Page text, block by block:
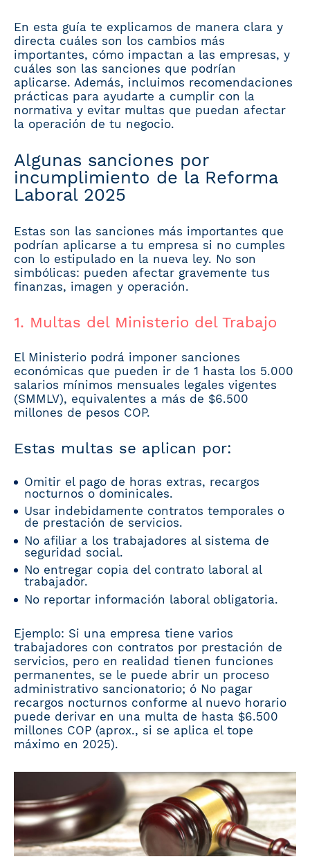
En esta guía te explicamos de manera clara y
directa cuáles son los cambios más
importantes, cómo impactan a las empresas, y
cuáles son las sanciones que podrían
aplicarse. Además, incluimos recomendaciones
prácticas para ayudarte a cumplir con la
normativa y evitar multas que puedan afectar
la operación de tu negocio.
Algunas sanciones por
incumplimiento de la Reforma
Laboral 2025
Estas son las sanciones más importantes que
podrían aplicarse a tu empresa si no cumples
con lo estipulado en la nueva ley. No son
simbólicas: pueden afectar gravemente tus
finanzas, imagen y operación.
1. Multas del Ministerio del Trabajo
El Ministerio podrá imponer sanciones
económicas que pueden ir de 1 hasta los 5.000
salarios mínimos mensuales legales vigentes
(SMMLV), equivalentes a más de $6.500
millones de pesos COP.
Estas multas se aplican por:
Omitir el pago de horas extras, recargos
nocturnos o dominicales.
Usar indebidamente contratos temporales o
de prestación de servicios.
No afiliar a los trabajadores al sistema de
seguridad social.
No entregar copia del contrato laboral al
trabajador.
No reportar información laboral obligatoria.
Ejemplo: Si una empresa tiene varios
trabajadores con contratos por prestación de
servicios, pero en realidad tienen funciones
permanentes, se le puede abrir un proceso
administrativo sancionatorio; ó No pagar
recargos nocturnos conforme al nuevo horario
puede derivar en una multa de hasta $6.500
millones COP (aprox., si se aplica el tope
máximo en 2025).